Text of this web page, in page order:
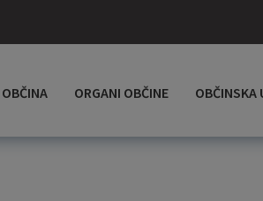
OBČINA ORGANI OBČINE OBČINSKA